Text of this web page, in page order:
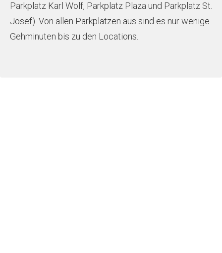
Parkplatz Karl Wolf, Parkplatz Plaza und Parkplatz St.
Josef). Von allen Parkplätzen aus sind es nur wenige
Gehminuten bis zu den Locations.